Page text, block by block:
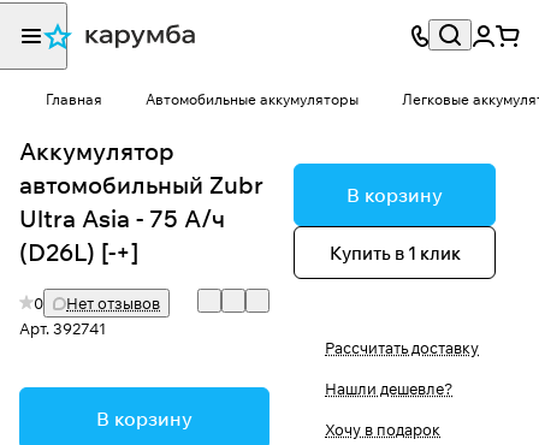
Главная Автомобильные аккумуляторы Легковые
Аккумулятор
автомобильный Zubr
Ultra Asia - 75 А/ч
(D26L) [-+]
0
Нет отзывов
Арт.392741
В корзину
В корзину
Купить в 1 клик
Рассчитать доставку
Нашли дешевле?
Хочу в подарок